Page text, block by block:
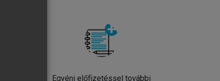
Egyéni előfizetéssel további